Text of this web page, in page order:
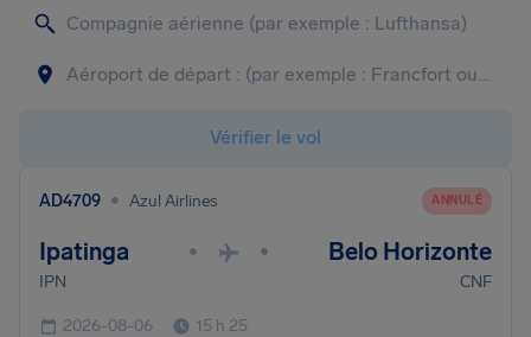
Vérifier le vol
AD4709 • Azul Airlines ANNULÉ
Ipatinga • • Belo Horizonte
IPN CNF
2026-08-06 15 h 25